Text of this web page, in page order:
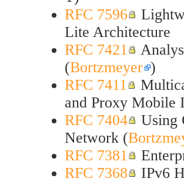
RFC 7596
Lite Architecture
RFC 7421
(Bortzmeyer )
RFC 7411
and Proxy Mobile
RFC 7404
Using
Network (
RFC 7381
RFC 7368
IPv6